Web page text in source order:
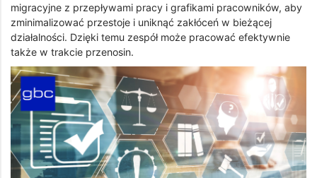
migracyjne z przepływami pracy i grafikami pracowników, aby
zminimalizować przestoje i uniknąć zakłóceń w bieżącej
działalności. Dzięki temu zespół może pracować efektywnie
także w trakcie przenosin.